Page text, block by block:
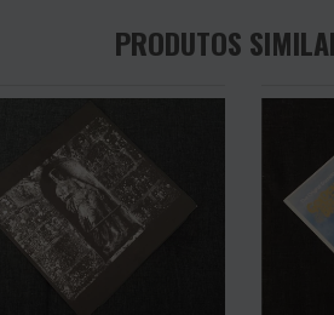
PRODUTOS